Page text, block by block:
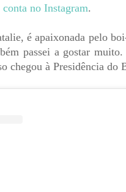
conta no Instagram.
é apaixonada pelo
passei a gostar
chegou à Presidência